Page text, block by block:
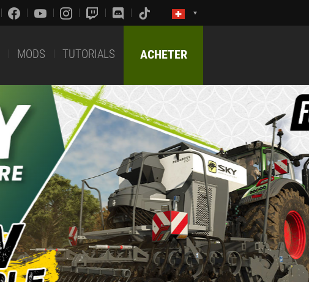
MODS TUTORIALS ACHETER